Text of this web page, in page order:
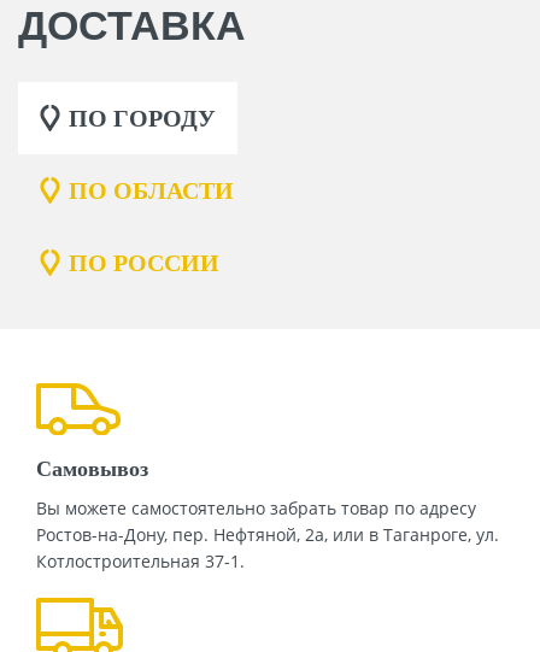
ДОСТАВКА
ПО ГОРОДУ
ПО ОБЛАСТИ
ПО РОССИИ
Самовывоз
Вы можете самостоятельно забрать товар по адресу
Ростов-на-Дону, пер. Нефтяной, 2а, или в Таганроге, ул.
Котлостроительная 37-1.